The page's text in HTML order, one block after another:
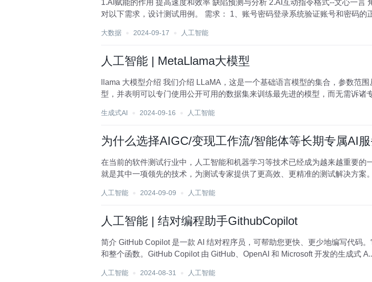
1.AI赋能的作用 提高速度和效率 缺陷预测与分析 2.AI互动指令格式--文心一言 角色、指示、上下文 例子、输入、输出 a 直接问AI 针
对以下需求，设计测试用例。 需求： 1、账号密码登录系统验证账号
大数据 2024-09-17 人工智能
人工智能 | MetaLlama大模型
llama 大模型介绍 我们介绍 LLaMA，这是一个基础语言模型的集合，参数范围从 7B 到 65B。我们在数万亿个Token上训练我们的模
型，并表明可以专门使用公开可用的数据集来训练最先进的模型，而无需诉诸
生成式AI 2024-09-16 人工智能
为什么选择AIGC/变现工作流/智能体等长期专属AI服
在当前的软件测试行业中，人工智能和机器学习等技术已经成为越来越重要的
就是其中一项领先的技术，为测试专家提供了更高效、更精准的测试解决方案
人工智能 2024-09-09 人工智能
人工智能 | 结对编程助手GithubCopilot
简介 GitHub Copilot 是一款 AI 结对程序员，可帮助您更快、更少地编写代码。它从注释和代码中提取上下文，以立即建议单独的行
和整个函数。GitHub Copilot 由 GitHub、OpenAI 和 Microsoft 开发的生成式
人工智能 2024-08-31 人工智能